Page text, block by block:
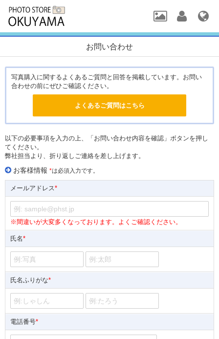
お問い合わせ
写真購入に関するよくあるご質問と回答を掲載しています。お問い
合わせの前にぜひご確認ください。
以下の必要事項を入力の上、「お問い合わせ内容を確認」ボタンを押し
てください。
弊社担当より、折り返しご連絡を差し上げます。
お客様情報 *は必須入力です。
メールアドレス*
※間違いが大変多くなっております。よくご確認ください。
氏名*
氏名ふりがな*
電話番号*